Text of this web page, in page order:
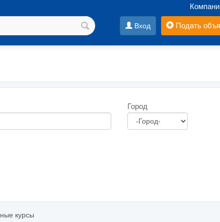
Вход Подать
Город
курсы